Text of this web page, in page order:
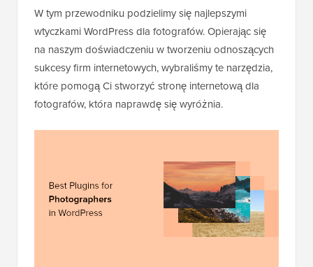
W tym przewodniku podzielimy się najlepszymi
wtyczkami WordPress dla fotografów. Opierając się
na naszym doświadczeniu w tworzeniu odnoszących
sukcesy firm internetowych, wybraliśmy te narzędzia,
które pomogą Ci stworzyć stronę internetową dla
fotografów, która naprawdę się wyróżnia.